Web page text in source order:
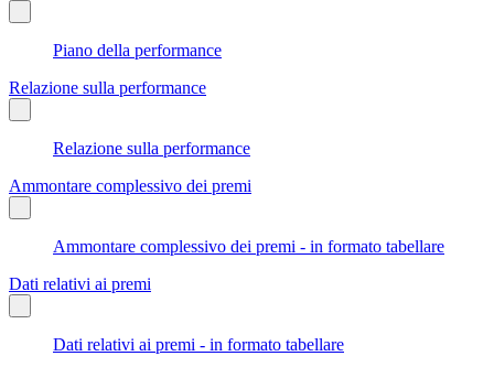
Piano della performance
Relazione sulla performance
Relazione sulla performance
Ammontare complessivo dei premi
Ammontare complessivo dei premi - in formato tabellare
Dati relativi ai premi
Dati relativi ai premi - in formato tabellare